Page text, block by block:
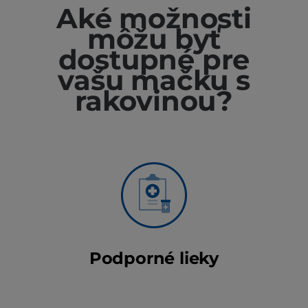
Aké možnosti
môžu byť
dostupné pre
vašu mačku s
rakovinou?
Podporné lieky